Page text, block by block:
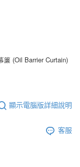
簾 (Oil Barrier Curtain)
顯示電腦版詳細說明
客服